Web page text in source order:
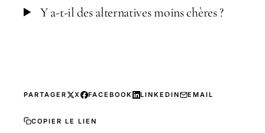
Y a-t-il des alternatives moins chères ?
PARTAGER X FACEBOOK LINKEDIN EMAIL
COPIER LE LIEN